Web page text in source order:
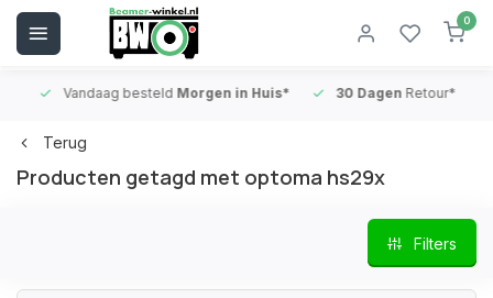
0
Vandaag besteldMorgen in Huis* 30 DagenRetour*
Terug
Producten getagd met optoma hs29x
Filters